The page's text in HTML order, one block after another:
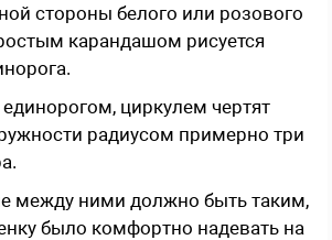
стороны белого или розового
карандашом рисуется
единорогом, циркулем чертят
радиусом примерно три
между ними должно быть таким,
было комфортно надевать на